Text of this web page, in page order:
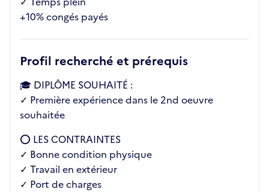
+10% congés payés
Profil recherché et prérequis
🎓 DIPLÔME SOUHAITÉ :
✓ Première expérience dans le 2nd oeuvre
souhaitée
⭕ LES CONTRAINTES
✓ Bonne condition physique
✓ Travail en extérieur
✓ Port de charges